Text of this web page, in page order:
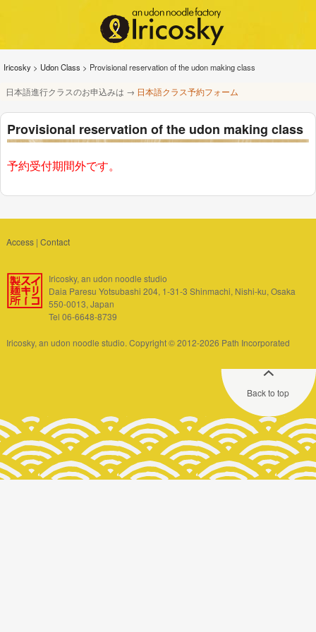
Iricosky > Udon Class > Provisional reservation of the udon making class
日本語進行クラスのお申込みは → 日本語クラス予約フォーム
Provisional reservation of the udon making class
予約受付期間外です。
Access| Contact
Iricosky, an udon noodle studio
Daia Paresu Yotsubashi 204, 1-31-3 Shinmachi, Nishi-ku, Osaka
550-0013, Japan
Tel 06-6648-8739
Iricosky, an udon noodle studio. Copyright © 2012-2026 Path Incorporated
Back to top